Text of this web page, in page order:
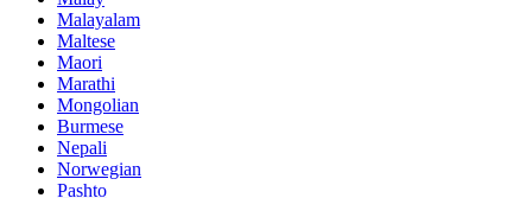
Malayalam
Maltese
Maori
Marathi
Mongolian
Burmese
Nepali
Norwegian
Pashto